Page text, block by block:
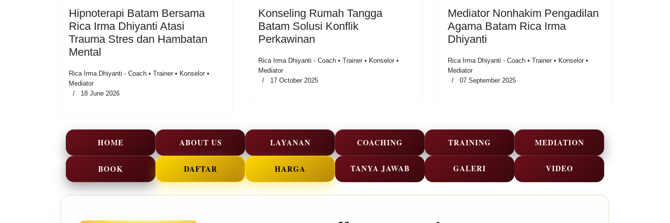
Hipnoterapi Batam Bersama
Rica Irma Dhiyanti Atasi
Trauma Stres dan Hambatan
Mental
Rica Irma Dhiyanti - Coach • Trainer • Konselor •
Mediator
18 June 2026
Konseling Rumah Tangga
Batam Solusi Konflik
Perkawinan
Rica Irma Dhiyanti - Coach • Trainer • Konselor •
Mediator
17 October 2025
Mediator Nonhakim Pengadilan
Agama Batam Rica Irma
Dhiyanti
Rica Irma Dhiyanti - Coach • Trainer • Konselor •
Mediator
07 September 2025
HOME ABOUT US LAYANAN COACHING TRAINING MEDIATION
BOOK DAFTAR HARGA TANYA JAWAB GALERI VIDEO